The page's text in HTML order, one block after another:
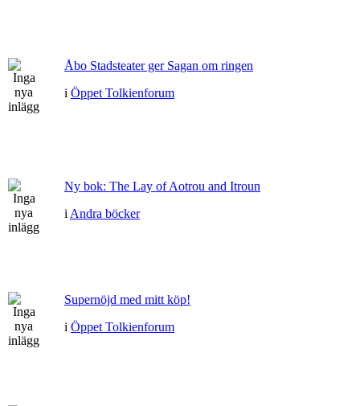
Åbo Stadsteater ger Sagan om ringen
i Öppet Tolkienforum
Ny bok: The Lay of Aotrou and Itroun
i Andra böcker
Supernöjd med mitt köp!
i Öppet Tolkienforum